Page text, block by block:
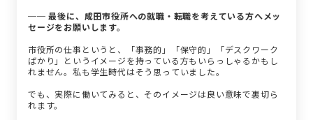
── 最後に、成田市役所への就職・転職を考えている方へメッ
セージをお願いします。
市役所の仕事というと、「事務的」「保守的」「デスクワーク
ばかり」というイメージを持っている方もいらっしゃるかもし
れません。私も学生時代はそう思っていました。
でも、実際に働いてみると、そのイメージは良い意味で裏切ら
れます。